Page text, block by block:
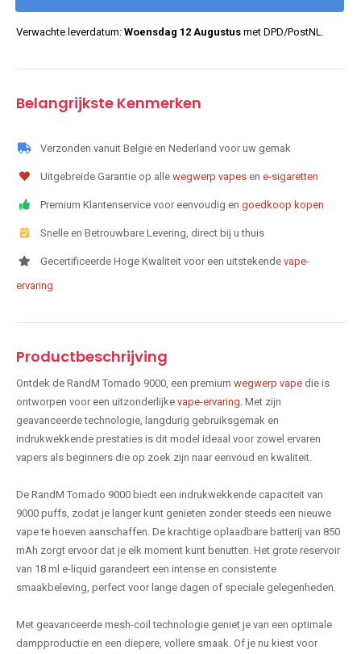
Verwachte leverdatum: Woensdag 12 Augustus met DPD/PostNL.
Belangrijkste Kenmerken
Verzonden vanuit België en Nederland voor uw gemak
Uitgebreide Garantie op alle wegwerp vapes en e-sigaretten
Premium Klantenservice voor eenvoudig en goedkoop kopen
Snelle en Betrouwbare Levering, direct bij u thuis
Gecertificeerde Hoge Kwaliteit voor een uitstekende vape-
ervaring
Productbeschrijving
Ontdek de RandM Tornado 9000, een premium wegwerp vape die is
ontworpen voor een uitzonderlijke vape-ervaring . Met zijn
geavanceerde technologie, langdurig gebruiksgemak en
indrukwekkende prestaties is dit model ideaal voor zowel ervaren
vapers als beginners die op zoek zijn naar eenvoud en kwaliteit.
De RandM Tornado 9000 biedt een indrukwekkende capaciteit van
9000 puffs, zodat je langer kunt genieten zonder steeds een nieuwe
vape te hoeven aanschaffen. De krachtige oplaadbare batterij van 850
mAh zorgt ervoor dat je elk moment kunt benutten. Het grote reservoir
van 18 ml e-liquid garandeert een intense en consistente
smaakbeleving, perfect voor lange dagen of speciale gelegenheden.
Met geavanceerde mesh-coil technologie geniet je van een optimale
dampproductie en een diepere, vollere smaak. Of je nu kiest voor